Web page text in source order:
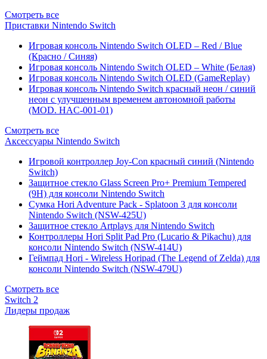
Смотреть все
Приставки Nintendo Switch
Игровая консоль Nintendo Switch OLED – Red / Blue
(Красно / Синяя)
Игровая консоль Nintendo Switch OLED – White (Белая)
Игровая консоль Nintendo Switch OLED (GameReplay)
Игровая консоль Nintendo Switch красный неон / синий
неон с улучшенным временем автономной работы
(MOD. HAC-001-01)
Смотреть все
Аксессуары Nintendo Switch
Игровой контроллер Joy-Con красный синий (Nintendo
Switch)
Защитное стекло Glass Screen Pro+ Premium Tempered
(9H) для консоли Nintendo Switch
Сумка Hori Adventure Pack - Splatoon 3 для консоли
Nintendo Switch (NSW-425U)
Защитное стекло Artplays для Nintendo Switch
Контроллеры Hori Split Pad Pro (Lucario & Pikachu) для
консоли Nintendo Switch (NSW-414U)
Геймпад Hori - Wireless Horipad (The Legend of Zelda) для
консоли Nintendo Switch (NSW-479U)
Смотреть все
Switch 2
Лидеры продаж